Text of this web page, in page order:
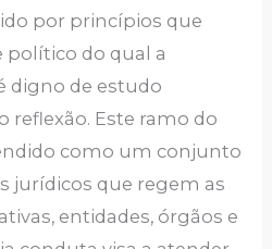
por princípios que
do qual a
digno de estudo
Este ramo do
como um conjunto
jurídicos que regem as
entidades, órgãos e